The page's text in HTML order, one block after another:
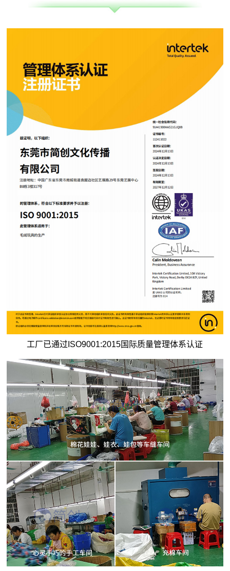
工厂已通过ISO9001:2015国际质量管理体系认证